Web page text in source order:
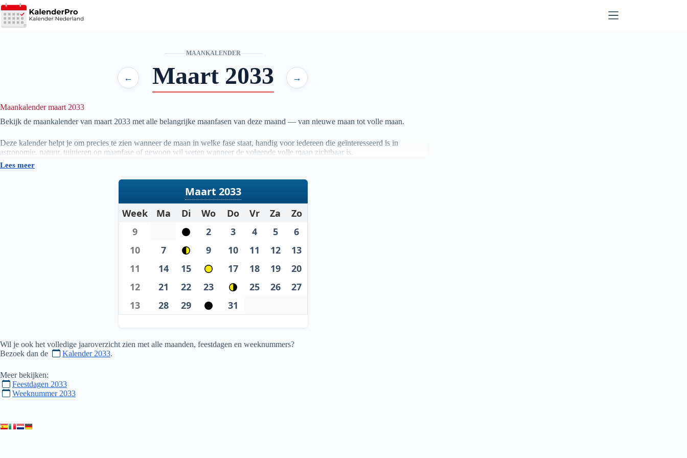
Ga
naar
de
MAANKALENDER
← Maart 2033 →
Maankalender maart 2033
Bekijk de maankalender van maart 2033 met alle belangrijke maanfasen van deze maand — van nieuwe maan tot volle maan.
Deze kalender helpt je om precies te zien wanneer de maan in welke fase staat, handig voor iedereen die geïnteresseerd is in
astronomie, natuur, tuinieren op maanfase of gewoon wil weten wanneer de volgende volle maan zichtbaar is.
actueel overzicht van de maanstanden per maand.
Lees meer
Maart 2033
Week Ma Di Wo Do Vr Za
Zo
9
2 3 4 5
6
10
7 9 10 11 12
13
11
14 15 17 18 19
20
12
21 22 23 25 26
27
13
28 29 31
Wil je ook het volledige jaaroverzicht zien met alle maanden, feestdagen en weeknummers?
Bezoek dan de
Kalender 2033.
Meer bekijken:
Feestdagen 2033
Weeknummer 2033